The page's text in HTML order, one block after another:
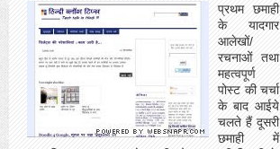
प्रथम छमाही
के यादगार
आलेखों/
रचनाओं तथा
महत्वपूर्ण
पोस्ट की चर्चा
के बाद आईये
चलते हैं दूसरी
छमाही में